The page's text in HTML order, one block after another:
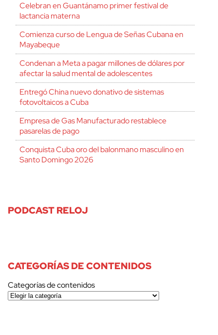
Celebran en Guantánamo primer festival de
lactancia materna
Comienza curso de Lengua de Señas Cubana en
Mayabeque
Condenan a Meta a pagar millones de dólares por
afectar la salud mental de adolescentes
Entregó China nuevo donativo de sistemas
fotovoltaicos a Cuba
Empresa de Gas Manufacturado restablece
pasarelas de pago
Conquista Cuba oro del balonmano masculino en
Santo Domingo 2026
PODCAST RELOJ
CATEGORÍAS DE CONTENIDOS
Categorías de contenidos